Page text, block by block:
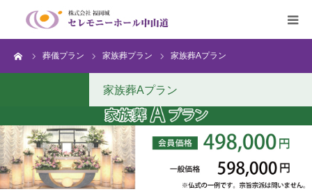
葬儀プラン 家族葬プラン 家族葬Aプラン
家族葬Aプラン
HOME
生花・篭盛の注文
会員募集